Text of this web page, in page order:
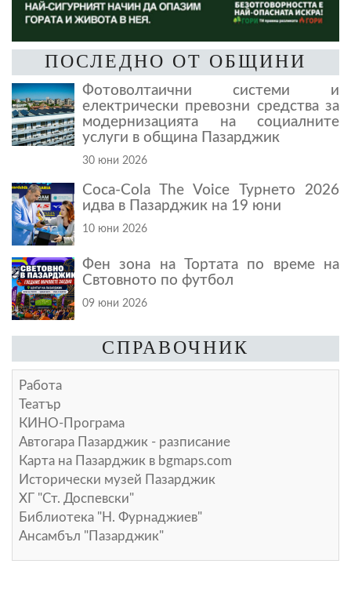
ПОСЛЕДНО ОТ ОБЩИНИ
Фотоволтаични системи и
електрически превозни средства за
модернизацията на социалните
услуги в община Пазарджик
30 юни 2026
Coca-Cola The Voice Турнето 2026
идва в Пазарджик на 19 юни
10 юни 2026
Фен зона на Тортата по време на
Свтовното по футбол
09 юни 2026
СПРАВОЧНИК
Работа
Театър
КИНО-Програма
Автогара Пазарджик - разписание
Карта на Пазарджик в bgmaps.com
Исторически музей Пазарджик
ХГ "Ст. Доспевски"
Библиотека "Н. Фурнаджиев"
Ансамбъл "Пазарджик"